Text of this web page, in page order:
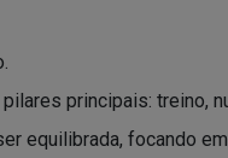
principais: treino,
equilibrada, focando